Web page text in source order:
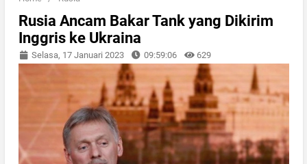
Rusia Ancam Bakar Tank yang Dikirim
Inggris ke Ukraina
Selasa, 17 Januari 2023 09:59:06 629